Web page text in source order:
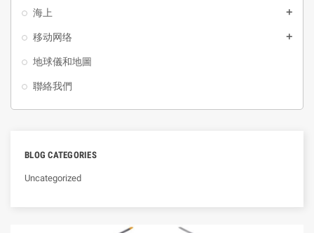
海上 add
移动网络 add
地球儀和地圖
聯絡我們
BLOG CATEGORIES
Uncategorized